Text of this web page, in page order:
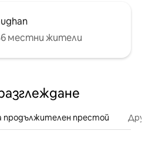
местни жители
продължителен престой